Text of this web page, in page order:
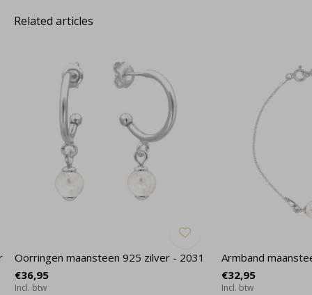
Related articles
Oorringen maansteen 925 zilver - 2031
€36,95
Incl. btw
Armband
€32,95
Incl. btw